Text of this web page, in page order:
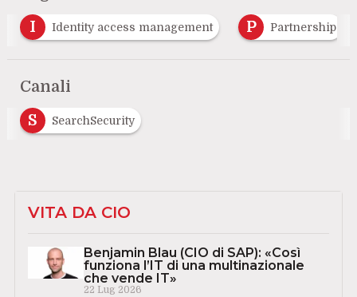
I
Identity access management P Partnership
Canali
S
SearchSecurity
VITA DA CIO
Benjamin Blau (CIO di SAP): «Così
funziona l’IT di una multinazionale
che vende IT»
22 Lug 2026